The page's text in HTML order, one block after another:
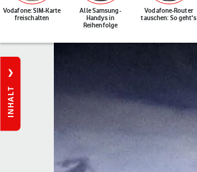
Vodafone: SIM-Karte
freischalten
Alle Samsung-
Handys in
Reihenfolge
Vodafone-Router
tauschen: So geht's
INHALT